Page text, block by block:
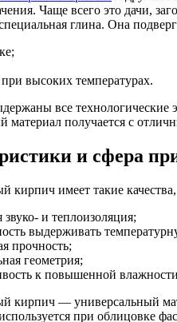
Чаще всего это дачи,
глина. Она
высоких температурах.
все
материал получается с
и сфера
кирпич имеет такие качества,
звуко- и теплоизоляция;
выдерживать
прочность;
геометрия;
к повышенной
кирпич — универсальный
при облицовке